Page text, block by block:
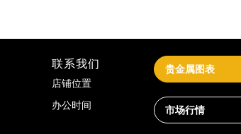
联系我们
店铺位置
办公时间
贵金属图表
市场行情